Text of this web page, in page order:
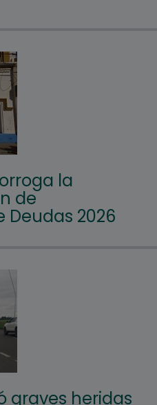
la
de
Deudas 2026
graves heridas